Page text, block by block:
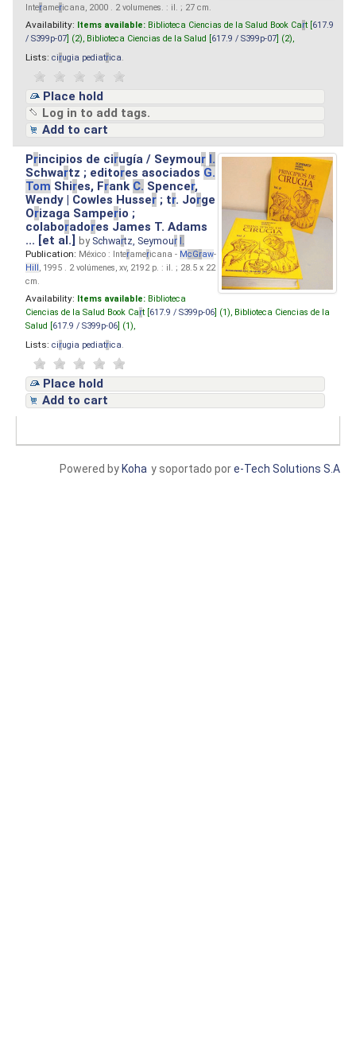
Interamericana, 2000 . 2 volumenes. : il. ; 27 cm.
Availability: Items available: Biblioteca Ciencias de la Salud Book Cart [ 617.9
/ S399p-07 ] (2), Biblioteca Ciencias de la Salud [ 617.9 / S399p-07 ] (2),
Lists: cirugia pediatrica
Place hold
Log in to add tags.
Add to cart
Principios de cirugía / Seymour I.
Schwartz ; editores asociados G.
Tom Shires, Frank C. Spencer,
Wendy | Cowles Husser ; tr. Jorge
Orizaga Samperio ;
colaboradores James T. Adams
... [et al.]by Schwartz, Seymour I.
Publication: México : Interamericana - McGraw-
Hill, 1995 . 2 volúmenes, xv, 2192 p. : il. ; 28.5 x 22
cm.
Availability: Items available: Biblioteca
Ciencias de la Salud Book Cart [ 617.9 / S399p-06 ] (1), Biblioteca Ciencias de la
Salud [ 617.9 / S399p-06 ] (1),
Lists: cirugia pediatrica
Place hold
Add to cart
y soportado pore-Tech Solutions S.A
Powered by Koha